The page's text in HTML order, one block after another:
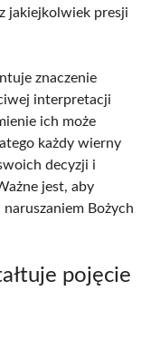
jakiejkolwiek presji
znaczenie
interpretacji
ich może
każdy wierny
decyzji i
jest, aby
Bożych
pojęcie